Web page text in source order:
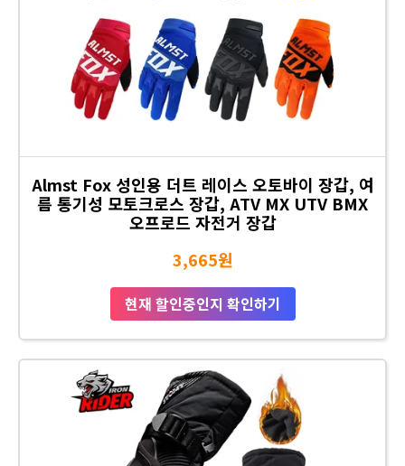
Almst Fox 성인용 더트 레이스 오토바이 장갑, 여
름 통기성 모토크로스 장갑, ATV MX UTV BMX
오프로드 자전거 장갑
3,665원
현재 할인중인지 확인하기